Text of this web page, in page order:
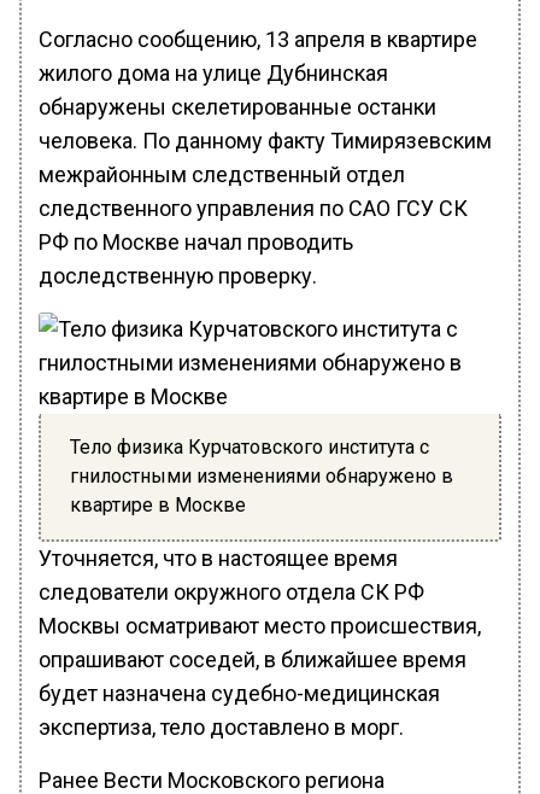
Согласно сообщению, 13 апреля в квартире
жилого дома на улице Дубнинская
обнаружены скелетированные останки
человека. По данному факту Тимирязевским
межрайонным следственный отдел
следственного управления по САО ГСУ СК
РФ по Москве начал проводить
доследственную проверку.
Тело физика Курчатовского института с
гнилостными изменениями обнаружено в
квартире в Москве
Уточняется, что в настоящее время
следователи окружного отдела СК РФ
Москвы осматривают место происшествия,
опрашивают соседей, в ближайшее время
будет назначена судебно-медицинская
экспертиза, тело доставлено в морг.
Ранее Вести Московского региона